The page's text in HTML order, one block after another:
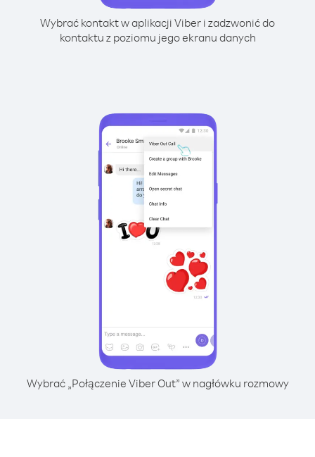
Wybrać kontakt w aplikacji Viber i zadzwonić do
kontaktu z poziomu jego ekranu danych
Wybrać „Połączenie Viber Out” w nagłówku rozmowy